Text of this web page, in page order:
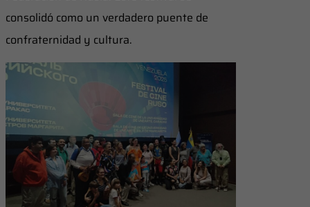
consolidó como un verdadero puente de
confraternidad y cultura.